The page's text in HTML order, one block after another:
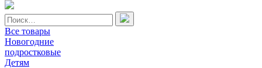
Найти:
Все товары
Новогодние
подростковые
Детям